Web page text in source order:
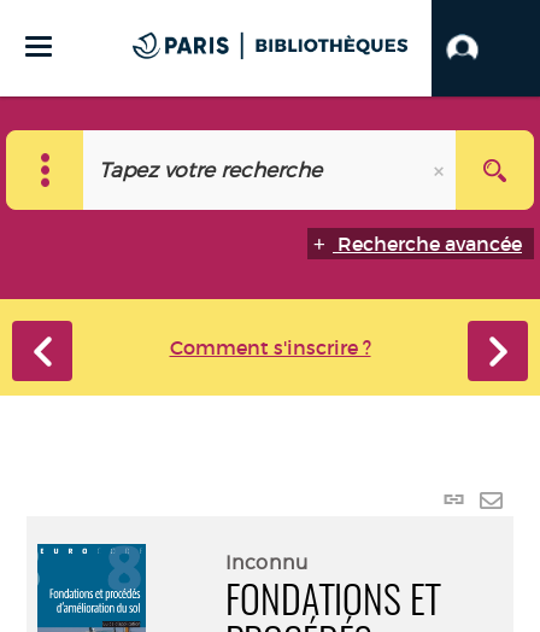
Recherche avancée
Comment s'inscrire ?
Lien
Inconnu
FONDATIONS ET